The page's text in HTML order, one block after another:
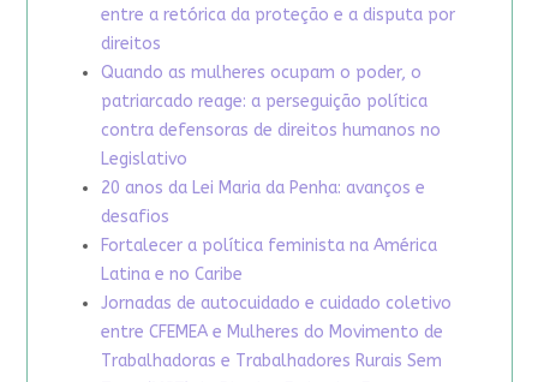
entre a retórica da proteção e a disputa por
direitos
Quando as mulheres ocupam o poder, o
patriarcado reage: a perseguição política
contra defensoras de direitos humanos no
Legislativo
20 anos da Lei Maria da Penha: avanços e
desafios
Fortalecer a política feminista na América
Latina e no Caribe
Jornadas de autocuidado e cuidado coletivo
entre CFEMEA e Mulheres do Movimento de
Trabalhadoras e Trabalhadores Rurais Sem